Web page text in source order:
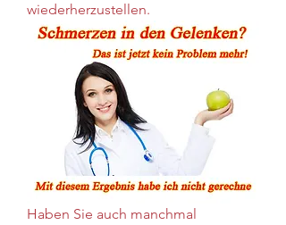
wiederherzustellen.
Haben Sie auch manchmal